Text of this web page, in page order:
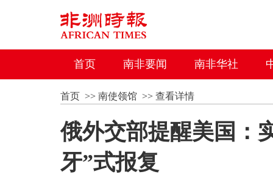
首页 南非要闻 南非华社
首页>> 南使领馆>> 查看详情
俄外交部提醒美国：
牙”式报复